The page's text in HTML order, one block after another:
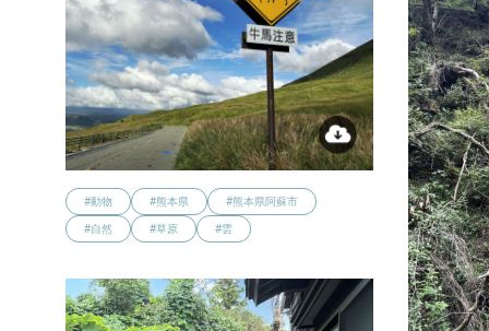
#動物 #熊本県
#熊本県阿蘇市
#自然
#草原 #雲